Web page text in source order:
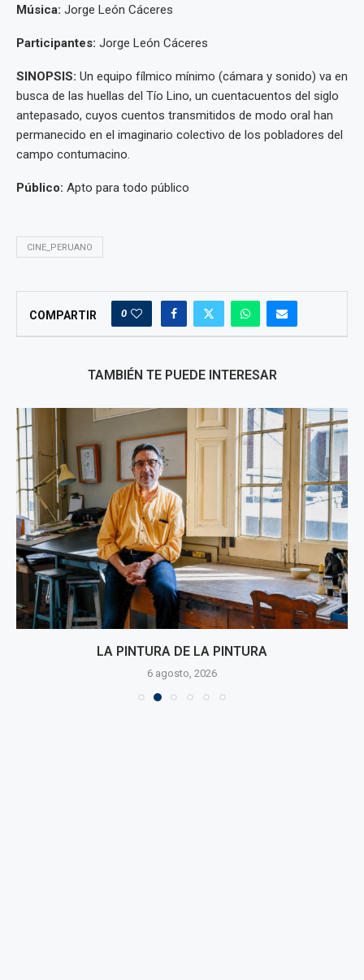
Música: Jorge León Cáceres
Participantes: Jorge León Cáceres
SINOPSIS: Un equipo fílmico mínimo (cámara y sonido) va en
busca de las huellas del Tío Lino, un cuentacuentos del siglo
antepasado, cuyos cuentos transmitidos de modo oral han
permanecido en el imaginario colectivo de los pobladores del
campo contumacino.
Público: Apto para todo público
CINE_PERUANO
COMPARTIR 0
TAMBIÉN TE PUEDE INTERESAR
LA PINTURA DE LA PINTURA
6 agosto, 2026